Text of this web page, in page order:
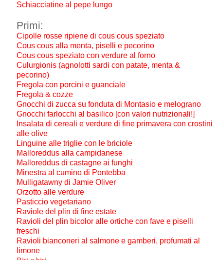
Schiacciatine al pepe lungo
Primi:
Cipolle rosse ripiene di cous cous speziato
Cous cous alla menta, piselli e pecorino
Cous cous speziato con verdure al forno
Culurgionis (agnolotti sardi con patate, menta &
pecorino)
Fregola con porcini e guanciale
Fregola & cozze
Gnocchi di zucca su fonduta di Montasio e melograno
Gnocchi farlocchi al basilico [con valori nutrizionali!]
Insalata di cereali e verdure di fine primavera con crostini
alle olive
Linguine alle triglie con le briciole
Malloreddus alla campidanese
Malloreddus di castagne ai funghi
Minestra al cumino di Pontebba
Mulligatawny di Jamie Oliver
Orzotto alle verdure
Pasticcio vegetariano
Raviole del plin di fine estate
Ravioli del plin bicolor alle ortiche con fave e piselli
freschi
Ravioli bianconeri al salmone e gamberi, profumati al
limone